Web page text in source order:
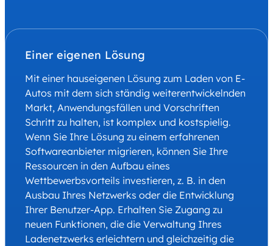
Einer eigenen Lösung
Mit einer hauseigenen Lösung zum Laden von E-
Autos mit dem sich ständig weiterentwickelnden
Markt, Anwendungsfällen und Vorschriften
Schritt zu halten, ist komplex und kostspielig.
Wenn Sie Ihre Lösung zu einem erfahrenen
Softwareanbieter migrieren, können Sie Ihre
Ressourcen in den Aufbau eines
Wettbewerbsvorteils investieren, z. B. in den
Ausbau Ihres Netzwerks oder die Entwicklung
Ihrer Benutzer-App. Erhalten Sie Zugang zu
neuen Funktionen, die die Verwaltung Ihres
Ladenetzwerks erleichtern und gleichzeitig die